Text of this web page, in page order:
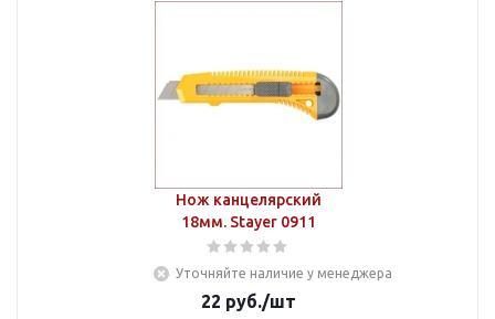
Нож канцелярский
18мм. Stayer 0911
Уточняйте наличие у менеджера
22 руб./шт